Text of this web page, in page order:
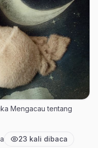
Mengacau tentang
baca
Jumlah pembaca
23 kali dibaca